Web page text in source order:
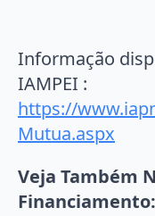
Informação
IAMPEI :
https://
Mutua.aspx
Veja Também
Financiamento: